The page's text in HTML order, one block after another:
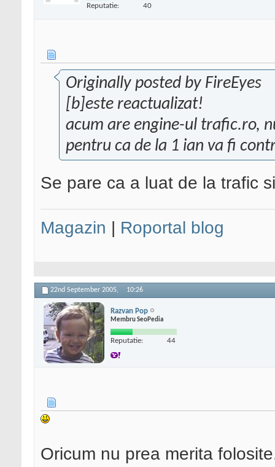
Reputatie: 40
Originally posted by FireEyes
[b]este reactualizat!
acum are engine-ul trafic.ro,
pentru ca de la 1 ian va fi
Se pare ca a luat de la trafic
Magazin | Roportal blog
22nd September 2005, 10:26
Razvan Pop
Membru SeoPedia
Reputatie: 44
Oricum nu prea merita